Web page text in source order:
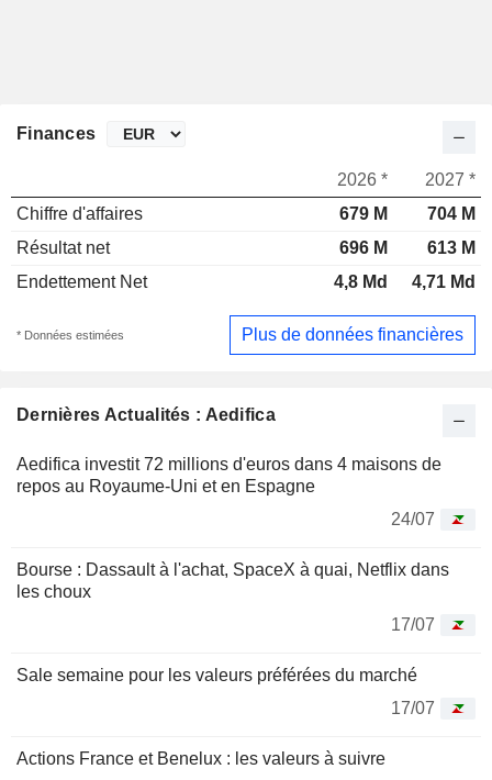
Dernières Actualités : Aedifica
Aedifica investit 72 millions d'euros dans 4 maisons de
repos au Royaume-Uni et en Espagne
24/07
Bourse : Dassault à l'achat, SpaceX à quai, Netflix dans
les choux
17/07
Sale semaine pour les valeurs préférées du marché
17/07
Actions France et Benelux : les valeurs à suivre
Finances
2026 *
2027 *
Chiffre d'affaires
679 M
704 M
Résultat net
696 M
613 M
Endettement Net
4,8 Md 4,71 Md
* Données estimées Plus de données financières